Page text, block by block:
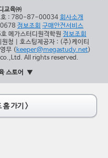
교육㈜
호 : 780-87-00034 회사소개
정보조회 구매안전서비스
메가스터디원격학원 정보조회
청 | 호스팅제공자 : (주)케이티
무 (keeper@megastudy.net)
All rights reserved.
스토어
홈 가기 >